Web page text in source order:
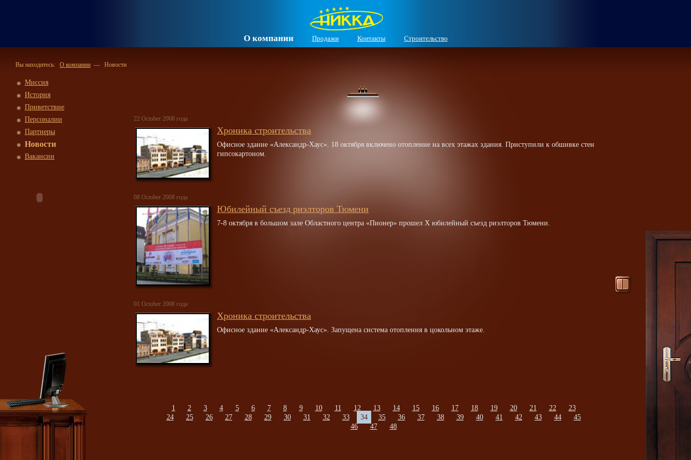
О компании Продажи Контакты Строительство
Вы находитесь: О компании — Новости
Миссия
История
Приветствие
Персоналии
Партнеры
Новости
Вакансии
22 October 2008 года
Хроника строительства
Офисное здание «Александр-Хаус». 18 октября включено отопление на всех этажах здания. Приступили к обшивке стен
гипсокартоном.
08 October 2008 года
Юбилейный съезд риэлторов Тюмени
7-8 октября в большом зале Областного центра «Пионер» прошел Х юбилейный съезд риэлторов Тюмени.
01 October 2008 года
Хроника строительства
Офисное здание «Александр-Хаус». Запущена система отопления в цокольном этаже.
1 2 3 4 5 6 7 8 9 10 11 12 13 14 15 16 17 18 19 20 21 22
23
24
25 26 27 28 29 30 31 32 33 34 35 36 37 38 39 40 41 42 43 44
45
46
47 48